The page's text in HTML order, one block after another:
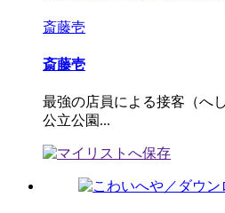
斎藤壱
斎藤壱
最強の店員による接客（へ
公立公園...